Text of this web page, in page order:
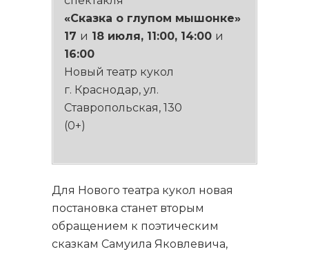
«Сказка о глупом мышонке»
17 и 18 июля, 11:00, 14:00 и
16:00
Новый театр кукол
г. Краснодар, ул.
Ставропольская, 130
(0+)
Для Нового театра кукол новая
постановка станет вторым
обращением к поэтическим
сказкам Самуила Яковлевича,